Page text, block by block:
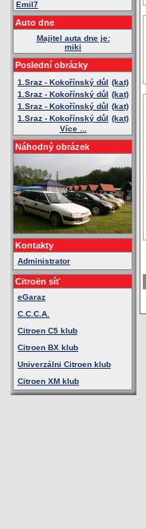
Emil7
Auto dne
Majitel auta dne je:
miki
Poslední obrázky
1.Sraz - Kokořínský důl (kat)
1.Sraz - Kokořínský důl (kat)
1.Sraz - Kokořínský důl (kat)
1.Sraz - Kokořínský důl (kat)
Více ...
Náhodný obrázek
Kontakty
Administrator
Citroën síť
eGaraz
C.C.C.A.
Citroen C5 klub
Citroen BX klub
Univerzálni Citroen klub
Citroen XM klub